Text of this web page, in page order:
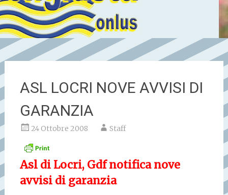
ASL LOCRI NOVE AVVISI DI
GARANZIA
24 Ottobre 2008 Staff
Asl di Locri, Gdf notifica nove
avvisi di garanzia